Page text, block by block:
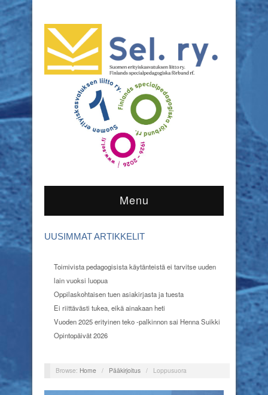
Menu
UUSIMMAT ARTIKKELIT
Toimivista pedagogisista käytänteistä ei tarvitse uuden
lain vuoksi luopua
Oppilaskohtaisen tuen asiakirjasta ja tuesta
Ei riittävästi tukea, eikä ainakaan heti
Vuoden 2025 erityinen teko -palkinnon sai Henna Suikki
Opintopäivät 2026
Browse: Home / Pääkirjoitus / Loppusuora